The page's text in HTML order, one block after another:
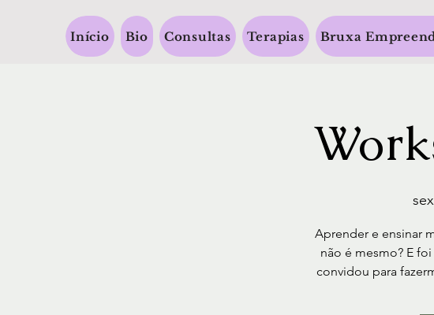
Início Bio Consultas Terapias Bruxa
Aprender e ensinar
não é mesmo? E
convidou para